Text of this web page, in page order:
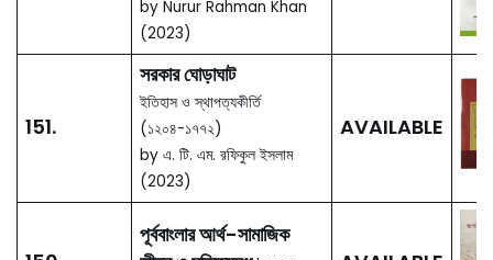
ভাষার বীজ থেকে একটি রাষ্ট্রের
জন্ম
by Nurur Rahman Khan
(2023)